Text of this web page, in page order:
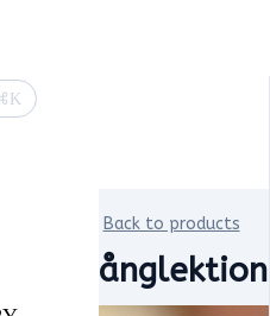
Back to products
Sånglektion